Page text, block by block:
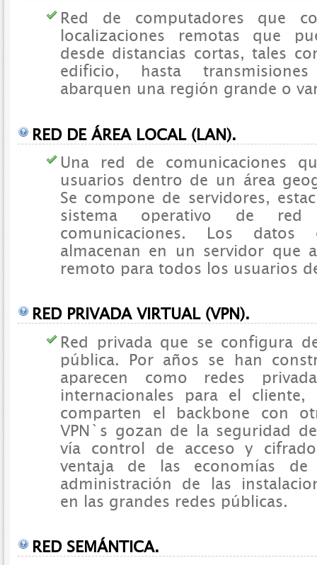
Red de computadores que
localizaciones remotas que
desde distancias cortas, tales
edificio, hasta
abarquen una región grande o
RED DE ÁREA LOCAL (LAN).
Una red de comunicaciones
usuarios dentro de un área
Se compone de servidores,
sistema operativo de
comunicaciones. Los datos
almacenan en un servidor que
remoto para todos los usuarios
RED PRIVADA VIRTUAL (VPN).
Red privada que se configura
pública. Por años se han
aparecen como redes
internacionales para el cliente,
comparten el backbone con
VPN`s gozan de la seguridad
vía control de acceso y
ventaja de las economías
administración de las
en las grandes redes públicas.
RED SEMÁNTICA.